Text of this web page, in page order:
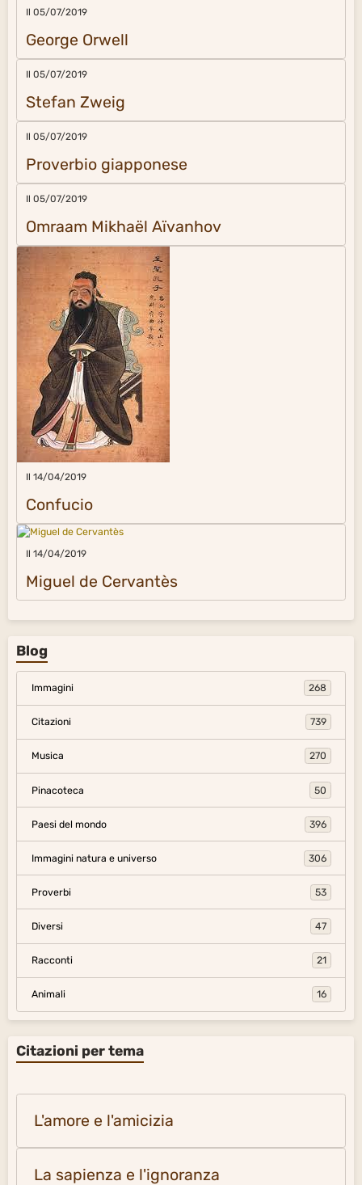
Il 05/07/2019
George Orwell
Il 05/07/2019
Stefan Zweig
Il 05/07/2019
Proverbio giapponese
Il 05/07/2019
Omraam Mikhaël Aïvanhov
Il 14/04/2019
Confucio
Il 14/04/2019
Miguel de Cervantès
Blog
Immagini 268
Citazioni 739
Musica 270
Pinacoteca 50
Paesi del mondo 396
Immagini natura e universo 306
Proverbi 53
Diversi 47
Racconti 21
Animali 16
Citazioni per tema
L'amore e l'amicizia
La sapienza e l'ignoranza